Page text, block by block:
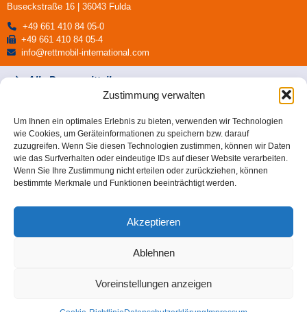
Zustimmung verwalten
Um Ihnen ein optimales Erlebnis zu bieten, verwenden wir Technologien
wie Cookies, um Geräteinformationen zu speichern bzw. darauf
zuzugreifen. Wenn Sie diesen Technologien zustimmen, können wir Daten
wie das Surfverhalten oder eindeutige IDs auf dieser Website verarbeiten.
Wenn Sie Ihre Zustimmung nicht erteilen oder zurückziehen, können
bestimmte Merkmale und Funktionen beeinträchtigt werden.
Akzeptieren
Ablehnen
Voreinstellungen anzeigen
Buseckstraße 16 | 36043 Fulda
+49 661 410 84 05-0
+49 661 410 84 05-4
info@rettmobil-international.com
Alle Pressemitteilungen
Messe RETTmobil International GmbH
Buseckstraße 16 | 36043 Fulda
+49 661 410 84 05-0
IMPRESSUM